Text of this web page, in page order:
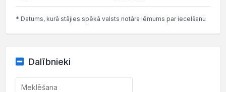
* Datums, kurā stājies spēkā valsts notāra lēmums par iecelšanu
Dalībnieki